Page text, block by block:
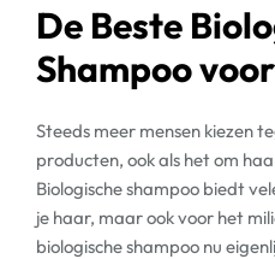
De Beste
Shampoo
Steeds meer mensen kiezen
producten, ook als het om
Biologische shampoo biedt
je haar, maar ook voor het
biologische shampoo nu